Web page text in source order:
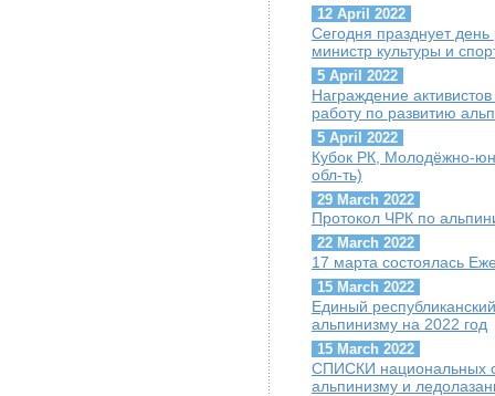
12 April 2022
Сегодня празднует
министр культуры и
5 April 2022
Награждение
работу по развитию
5 April 2022
Кубок РК, Молодёжно-
обл-ть)
29 March 2022
Протокол ЧРК по
22 March 2022
17 марта состоялась
15 March 2022
Единый
альпинизму на 2022 год
15 March 2022
СПИСКИ национальных
альпинизму и